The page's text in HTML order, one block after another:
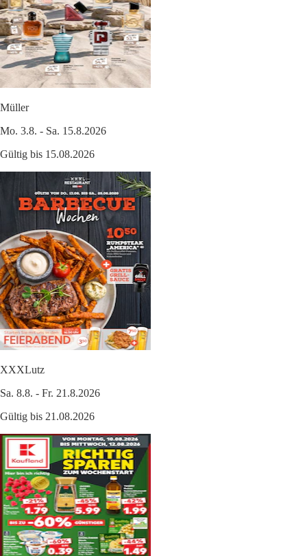
Müller
Mo. 3.8. - Sa. 15.8.2026
Gültig bis 15.08.2026
XXXLutz
Sa. 8.8. - Fr. 21.8.2026
Gültig bis 21.08.2026